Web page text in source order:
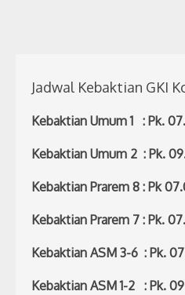
Jadwal Kebaktian GKI
Kebaktian Umum 1 : Pk.
Kebaktian Umum 2 : Pk.
Kebaktian Prarem 8 : Pk
Kebaktian Prarem 7 : Pk.
Kebaktian ASM 3-6 : Pk.
Kebaktian ASM 1-2 : Pk.